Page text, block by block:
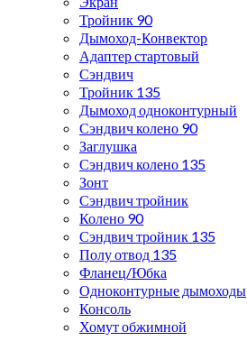
Тройник 90
Дымоход-Конвектор
Адаптер стартовый
Сэндвич
Тройник 135
Дымоход одноконтурный
Сэндвич колено 90
Заглушка
Сэндвич колено 135
Зонт
Сэндвич тройник
Колено 90
Сэндвич тройник 135
Полу отвод 135
Фланец/Юбка
Одноконтурные дымоходы
Консоль
Хомут обжимной